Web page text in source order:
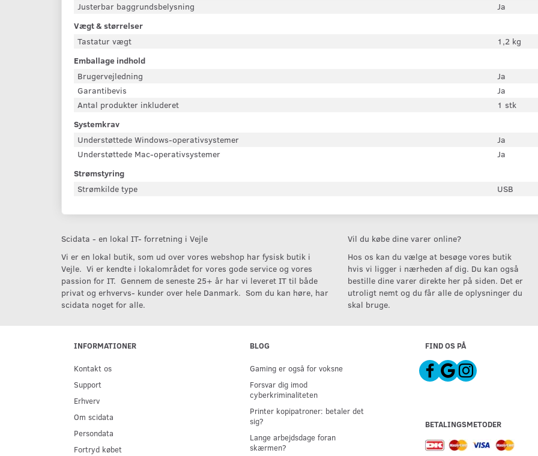
Justerbar baggrundsbelysning
Ja
Vægt & størrelser
Tastatur vægt
1,2 kg
Emballage indhold
Brugervejledning
Ja
Garantibevis
Ja
Antal produkter inkluderet
1 stk
Systemkrav
Understøttede Windows-operativsystemer
Ja
Understøttede Mac-operativsystemer
Ja
Strømstyring
Strømkilde type
USB
Scidata - en lokal IT- forretning i Vejle
Vi er en lokal butik, som ud over vores webshop har fysisk butik i
Vejle. Vi er kendte i lokalområdet for vores gode service og vores
passion for IT. Gennem de seneste 25+ år har vi leveret IT til både
privat og erhvervs- kunder over hele Danmark. Som du kan høre, har
scidata noget for alle.
Vil du købe dine varer online?
Hos os kan du vælge at besøge vores butik
hvis vi ligger i nærheden af dig. Du kan også
bestille dine varer direkte her på siden. Det er
utroligt nemt og du får alle de oplysninger du
skal bruge.
INFORMATIONER
Kontakt os
Support
Erhverv
Om scidata
Persondata
Fortryd købet
BLOG
Gaming er også for voksne
Forsvar dig imod
cyberkriminaliteten
Printer kopipatroner: betaler det
sig?
Lange arbejdsdage foran
skærmen?
FIND OS PÅ
BETALINGSMETODER